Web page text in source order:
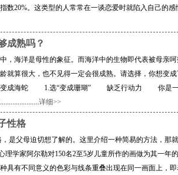
数20%。这类型的人常常在一谈恋爱时就陷入自己的
成熟吗？
，海洋是母性的象征。而海洋中的生物即代表被母亲
龄就算很大，也不见得一定会很成熟。请选择，
海蛇 1.选“变成珊瑚” 缺乏行动力 你是一个多
详细>>
性格
是父母迫切想了解的。这里介绍一种简易的方法，那
理学家阿尔勒对150名2至5岁儿童所作的画做为其一年
具有不同意义的色彩与线条重叠出现在同一画面上，即